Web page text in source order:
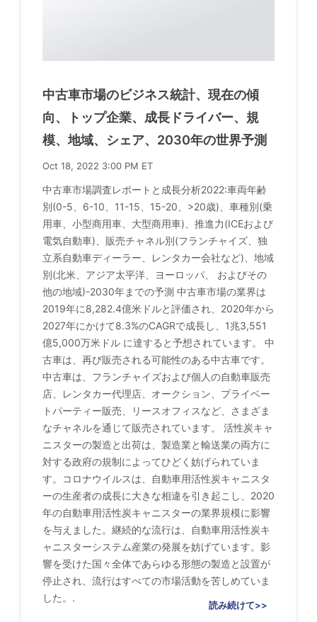
中古車市場のビジネス統計、現在の傾
向、トップ企業、成長ドライバー、規
模、地域、シェア、2030年の世界予測
Oct 18, 2022 3:00 PM ET
中古車市場調査レポートと成長分析2022:車両年齢
別(0-5、6-10、11-15、15-20、>20歳)、車種別(乗
用車、小型商用車、大型商用車)、推進力(ICEおよび
電気自動車)、販売チャネル別(フランチャイズ、独
立系自動車ディーラー、レンタカー会社など)、地域
別(北米、アジア太平洋、ヨーロッパ、 およびその
他の地域)-2030年までの予測 中古車市場の業界は
2019年に8,282.4億米ドルと評価され、2020年から
2027年にかけて8.3%のCAGRで成長し、1兆3,551
億5,000万米ドル に達すると予想されています。 中
古車は、再び販売される可能性のある中古車です。
中古車は、フランチャイズおよび個人の自動車販売
店、レンタカー代理店、オークション、プライベー
トパーティー販売、リースオフィスなど、さまざま
なチャネルを通じて販売されています。 活性炭キャ
ニスターの製造と出荷は、製造業と輸送業の両方に
対する政府の規制によってひどく妨げられていま
す。コロナウイルスは、自動車用活性炭キャニスタ
ーの生産者の成長に大きな相違を引き起こし、2020
年の自動車用活性炭キャニスターの業界規模に影響
を与えました。継続的な流行は、自動車用活性炭キ
ャニスターシステム産業の発展を妨げています。影
響を受けた国々全体であらゆる形態の製造と設置が
停止され、流行はすべての市場活動を苦しめていま
した。.
読み続けて>>